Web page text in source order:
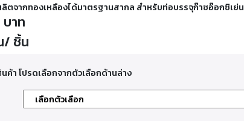
ลิตจากทองเหลืองได้มาตรฐานสากล สำหรับท่อบรรจุก๊าซอ๊อกซิเย่น
าท
/ ชิ้น
ค้า โปรดเลือกจากตัวเลือกด้านล่าง